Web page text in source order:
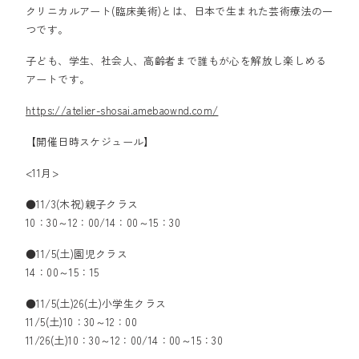
クリニカルアート(臨床美術)とは、日本で生まれた芸術療法の一
つです。
子ども、学生、社会人、高齢者まで誰もが心を解放し楽しめる
アートです。
https://atelier-shosai.amebaownd.com/
【開催日時スケジュール】
<11月>
●11/3(木祝)親子クラス
10：30～12：00/14：00～15：30
●11/5(土)園児クラス
14：00～15：15
●11/5(土)26(土)小学生クラス
11/5(土)10：30～12：00
11/26(土)10：30～12：00/14：00～15：30